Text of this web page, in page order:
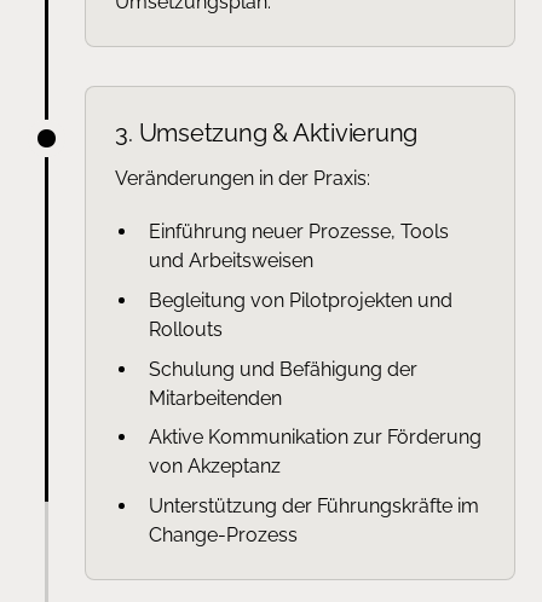
3. Umsetzung & Aktivierung
Veränderungen in der Praxis:
Einführung neuer Prozesse, Tools
und Arbeitsweisen
Begleitung von Pilotprojekten und
Rollouts
Schulung und Befähigung der
Mitarbeitenden
Aktive Kommunikation zur Förderung
von Akzeptanz
Unterstützung der Führungskräfte im
Change-Prozess